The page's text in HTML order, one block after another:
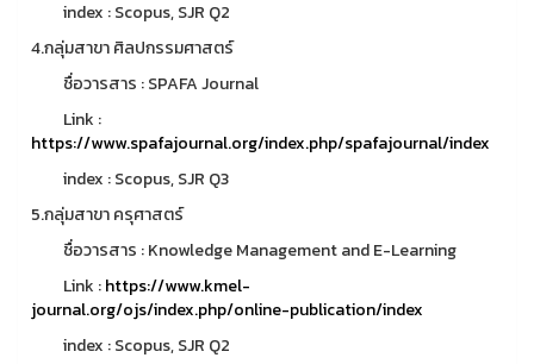
index : Scopus, SJR Q2
4.กลุ่มสาขา ศิลปกรรมศาสตร์
ชื่อวารสาร : SPAFA Journal
Link :
https://www.spafajournal.org/index.php/spafajournal/index
index : Scopus, SJR Q3
5.กลุ่มสาขา ครุศาสตร์
ชื่อวารสาร : Knowledge Management and E-Learning
Link :https://www.kmel-
journal.org/ojs/index.php/online-publication/index
index : Scopus, SJR Q2